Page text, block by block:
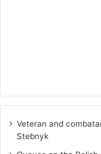
Veteran and
Stebnyk